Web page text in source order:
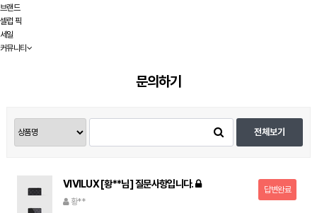
브랜드
셀럽 픽
세일
커뮤니티
문의하기
전체보기
VIVILUX [황**님] 질문사항입니다.
답변완료
황**